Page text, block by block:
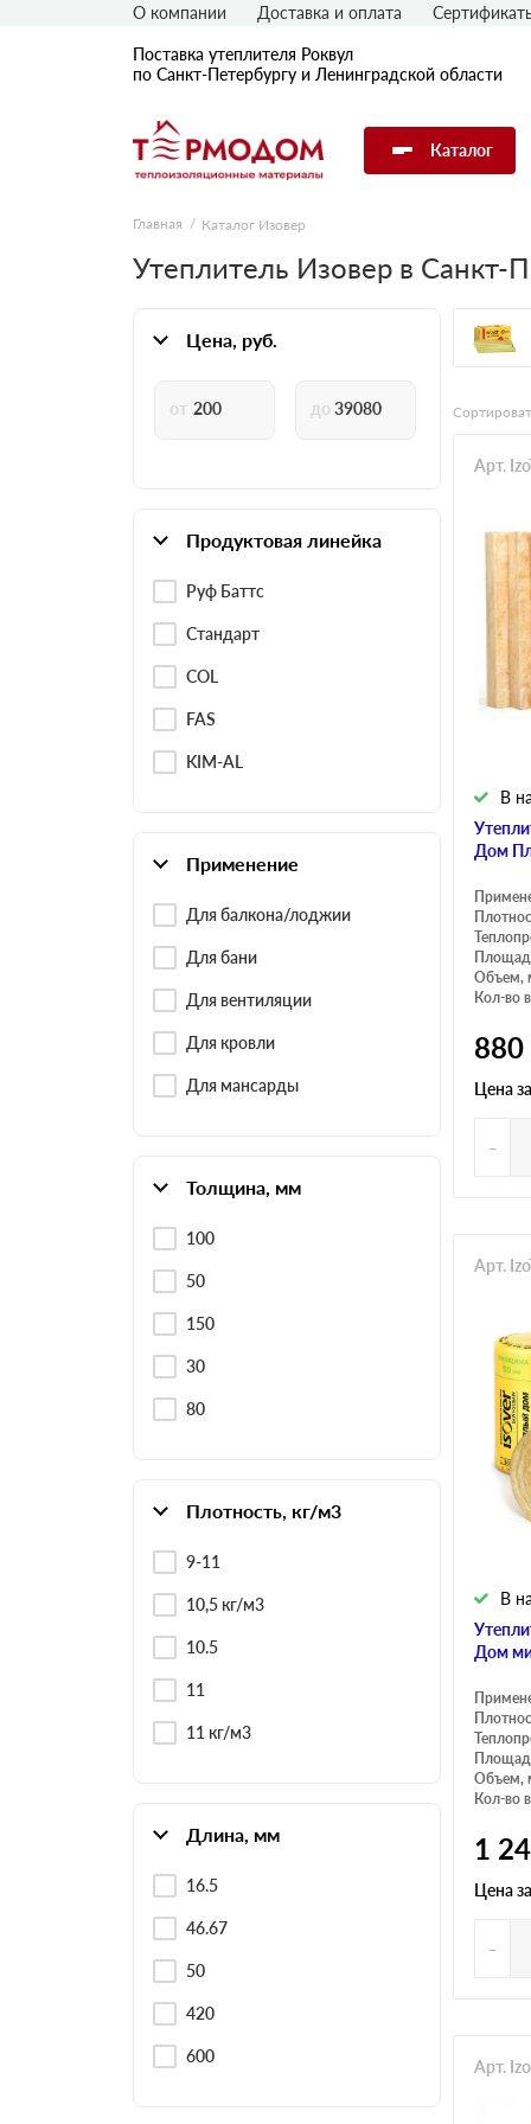
Поставка утеплителя Роквул
по Санкт-Петербургу и Ленинградской области
Каталог
О компании Доставка и оплата
Главная Каталог Изовер
Утеплитель Изовер в Санкт-
Цена, руб.
Продуктовая линейка
Руф Баттс
Стандарт
COL
FAS
KIM-AL
Применение
Для балкона/лоджии
Для бани
Для вентиляции
Для кровли
Для мансарды
Толщина, мм
100
50
150
30
80
Плотность, кг/м3
9-11
10,5 кг/м3
10.5
11
11 кг/м3
Длина, мм
16.5
46.67
50
420
600
Дом
В
Арт.
Объем,
Кол-во
880
Цена за
-
Дом
В
Арт.
Объем,
Кол-во
1
Цена за
-
Арт.